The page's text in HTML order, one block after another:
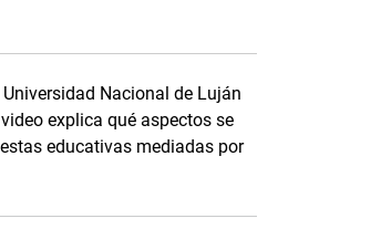
Nacional de Luján
explica qué aspectos se
educativas mediadas por